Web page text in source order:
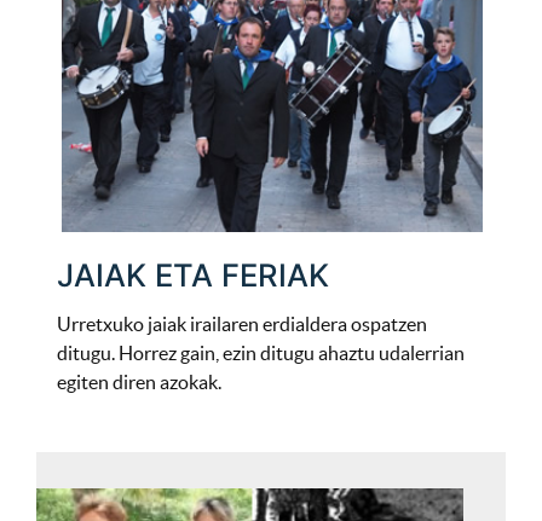
JAIAK ETA FERIAK
Urretxuko jaiak irailaren erdialdera ospatzen
ditugu. Horrez gain, ezin ditugu ahaztu udalerrian
egiten diren azokak.